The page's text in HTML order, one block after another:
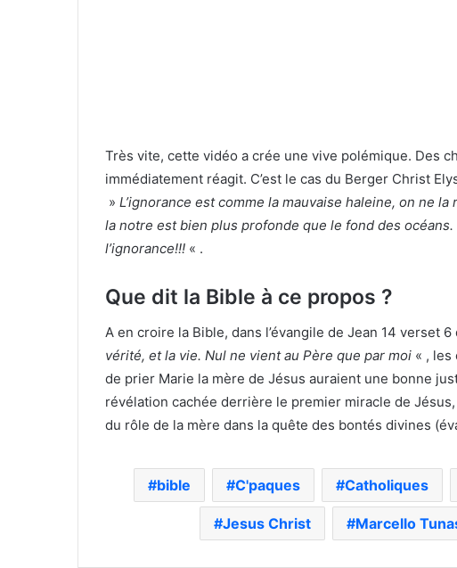
Très vite, cette vidéo a crée une vive polémique. Des
immédiatement réagit. C’est le cas du Berger Christ
» L’ignorance est comme la mauvaise haleine, on ne
la notre est bien plus profonde que le fond des
l’ignorance!!! « .
Que dit la Bible à ce propos ?
A en croire la Bible, dans l’évangile de Jean 14 verset
vérité, et la vie. Nul ne vient au Père que par moi « ,
de prier Marie la mère de Jésus auraient une bonne
révélation cachée derrière le premier miracle de
du rôle de la mère dans la quête des bontés divines
bible C'paques Catholiques
Jesus Christ Marcello